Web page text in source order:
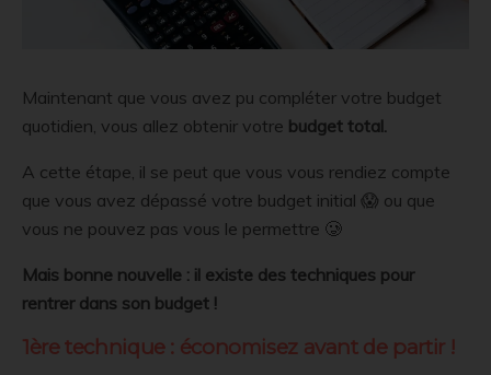
Maintenant que vous avez pu compléter votre budget
quotidien, vous allez obtenir votre budget total.
A cette étape, il se peut que vous vous rendiez compte
que vous avez dépassé votre budget initial 😱 ou que
vous ne pouvez pas vous le permettre 🥲
Mais bonne nouvelle : il existe des techniques pour
rentrer dans son budget !
1ère technique : économisez avant de partir !